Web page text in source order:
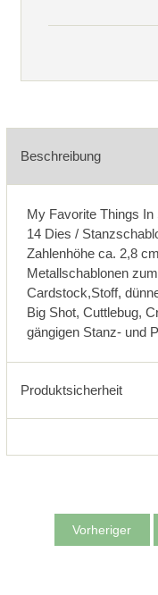
Beschreibung
My Favorite Things
14 Dies /
Zahlenhöhe ca. 2,8 cm
Metallschablonen
Cardstock,Stoff,
Big Shot, Cuttlebug,
gängigen Stanz- und
Produktsicherheit
Vorheriger